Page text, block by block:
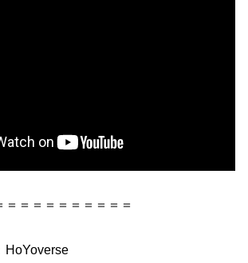
＝＝＝＝＝＝＝＝＝＝
HoYoverse